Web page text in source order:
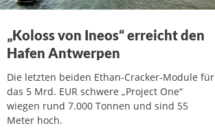
„Koloss von Ineos“ erreicht den
Hafen Antwerpen
Die letzten beiden Ethan-Cracker-Module für
das 5 Mrd. EUR schwere „Project One“
wiegen rund 7.000 Tonnen und sind 55
Meter hoch.